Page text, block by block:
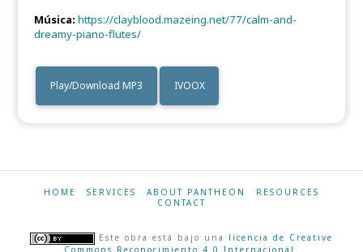
Música: https://clayblood.mazeing.net/77/calm-and-
dreamy-piano-flutes/
Play/Download MP3 IVOOX
HOME SERVICES ABOUT PANTHEON
RESOURCES
CONTACT
Este obra está bajo una licencia de Creative
Commons Reconocimiento 4.0 Internacional